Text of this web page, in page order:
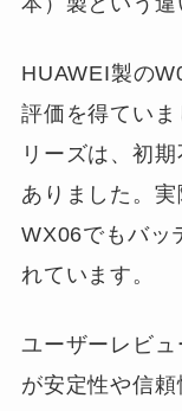
HUAWEI製の
評価を得てい
リーズは、初
ありました。
WX06でもバッ
れています。
ユーザーレビ
が安定性や信